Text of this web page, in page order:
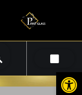
פתח סרגל נגישות